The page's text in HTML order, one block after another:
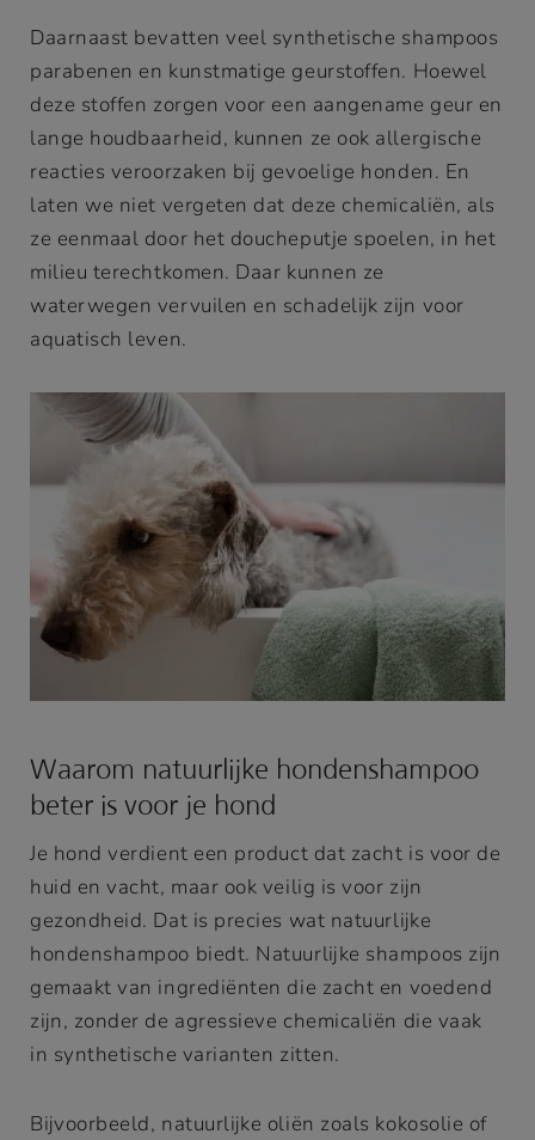
Daarnaast bevatten veel synthetische shampoos
parabenen en kunstmatige geurstoffen. Hoewel
deze stoffen zorgen voor een aangename geur en
lange houdbaarheid, kunnen ze ook allergische
reacties veroorzaken bij gevoelige honden. En
laten we niet vergeten dat deze chemicaliën, als
ze eenmaal door het doucheputje spoelen, in het
milieu terechtkomen. Daar kunnen ze
waterwegen vervuilen en schadelijk zijn voor
aquatisch leven.
Waarom natuurlijke hondenshampoo
beter is voor je hond
Je hond verdient een product dat zacht is voor de
huid en vacht, maar ook veilig is voor zijn
gezondheid. Dat is precies wat natuurlijke
hondenshampoo biedt. Natuurlijke shampoos zijn
gemaakt van ingrediënten die zacht en voedend
zijn, zonder de agressieve chemicaliën die vaak
in synthetische varianten zitten.
Bijvoorbeeld, natuurlijke oliën zoals kokosolie of